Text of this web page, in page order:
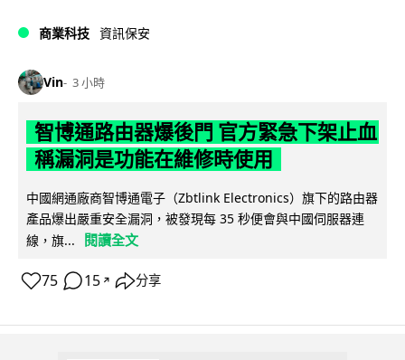
商業科技 資訊保安
Vin 3 小時
智博通路由器爆後門 官方緊急下架止血
稱漏洞是功能在維修時使用
中國網通廠商智博通電子（Zbtlink Electronics）旗下的路由器
產品爆出嚴重安全漏洞，被發現每 35 秒便會與中國伺服器連
線，旗...
閱讀全文
75 15 ↗ 分享